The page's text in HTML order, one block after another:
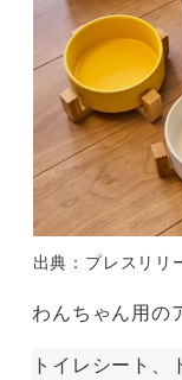
出典：プレスリリ
わんちゃん用の
トイレシート、